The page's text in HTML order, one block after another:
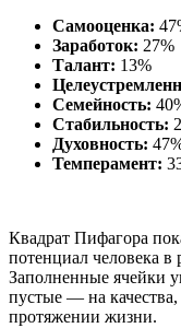
Самооценка:
Заработок: 27%
Талант: 13%
Семейность:
Стабильность:
Духовность:
Темперамент:
Квадрат Пифагора
потенциал человека в
Заполненные ячейки
пустые — на
протяжении жизни.